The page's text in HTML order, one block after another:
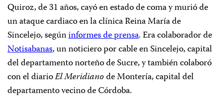
Quiroz, de 31 años, cayó en estado de coma y murió de
un ataque cardiaco en la clínica Reina María de
Sincelejo, segúninformes de prensa. Era colaborador de
Notisabanas, un noticiero por cable en Sincelejo, capital
del departamento norteño de Sucre, y también colaboró
con el diarioEl Meridianode Montería, capital del
departamento vecino de Córdoba.